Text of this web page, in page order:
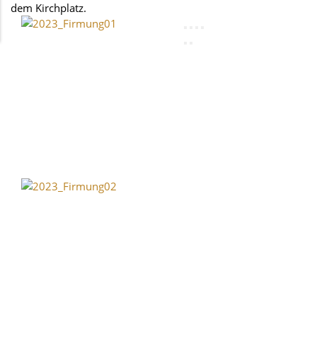
dem Kirchplatz.